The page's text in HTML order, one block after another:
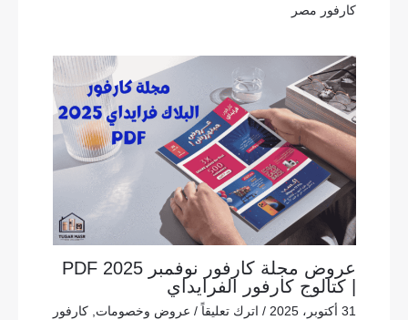
كارفور مصر
عروض مجلة كارفور نوفمبر 2025 PDF
| كتالوج كارفور الفرايداي
31 أكتوبر، 2025 / اترك تعليقاً / عروض وخصومات ,كارفور